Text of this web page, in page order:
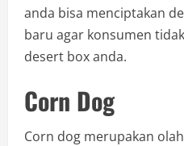
anda bisa menciptakan
baru agar konsumen
desert box anda.
Corn Dog
Corn dog merupakan